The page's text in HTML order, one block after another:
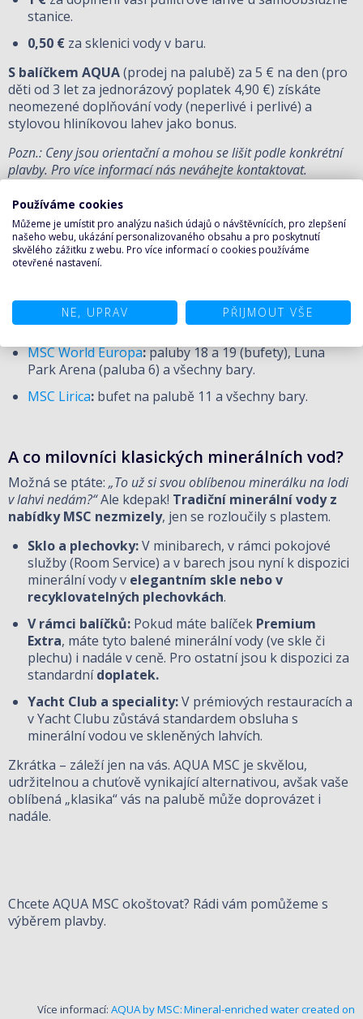
stanice.
0,50 € za sklenici vody v baru.
S balíčkem AQUA(prodej na palubě) za 5 € na den (pro
děti od 3 let za jednorázový poplatek 4,90 €) získáte
neomezené doplňování vody (neperlivé i perlivé) a
stylovou hliníkovou lahev jako bonus.
Pozn.: Ceny jsou orientační a mohou se lišit podle konkrétní
plavby. Pro více informací nás neváhejte kontaktovat.
Klasické automatyna filtrovanou (nemineralizovanou)
vodu v bufetechzůstávají nadále zdarma pro všechny
Kde vodu doplnit?
MSC World Europa:paluby 18 a 19 (bufety), Luna
Park Arena (paluba 6) a všechny bary.
MSC Lirica: bufet na palubě 11 a všechny bary.
A co milovníci klasických minerálních vod?
Možná se ptáte: „To už si svou oblíbenou minerálku na lodi
v lahvi nedám?“Ale kdepak! Tradiční minerální vody z
nabídky MSC nezmizely, jen se rozloučily s plastem.
Sklo a plechovky:V minibarech, v rámci pokojové
služby (Room Service) a v barech jsou nyní k dispozici
minerální vody v elegantním skle nebo v
recyklovatelných plechovkách.
V rámci balíčků: Pokud máte balíček Premium
Extra, máte tyto balené minerální vody (ve skle či
plechu) i nadále v ceně. Pro ostatní jsou k dispozici za
standardnídoplatek.
Yacht Club a speciality:V prémiových restauracích a
v Yacht Clubu zůstává standardem obsluha s
minerální vodou ve skleněných lahvích.
Zkrátka – záleží jen na vás. AQUA MSC je skvělou,
udržitelnou a chuťově vynikající alternativou, avšak vaše
oblíbená „klasika“ vás na palubě může doprovázet i
nadále.
Chcete AQUA MSC okoštovat? Rádi vám pomůžeme s
výběrem plavby.
Více informací: AQUA by MSC: Mineral-enriched water created on
Používáme cookies
Můžeme je umístit pro analýzu našich údajů o návštěvnících, pro zlepšení
našeho webu, ukázání personalizovaného obsahu a pro poskytnutí
skvělého zážitku z webu. Pro více informací o cookies používáme
otevřené nastavení.
NE, UPRAV PŘIJMOUT VŠE